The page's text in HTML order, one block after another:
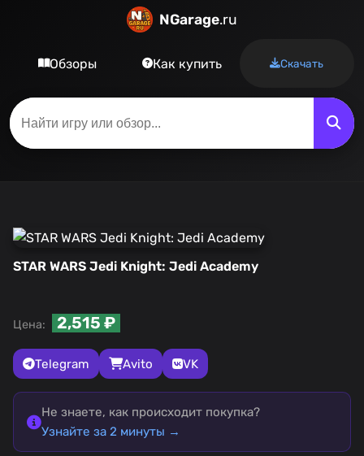
NGarage.ru
Обзоры Как купить Скачать
STAR WARS Jedi Knight: Jedi Academy
Цена: 2,515 ₽
Telegram Avito VK
Не знаете, как происходит покупка?
Узнайте за 2 минуты →